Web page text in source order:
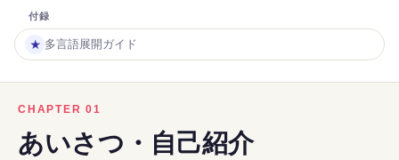
付録
★ 多言語展開ガイド
CHAPTER 01
あいさつ・自己紹介